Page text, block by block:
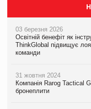
03 березня 2026
Освітній бенефіт як
ThinkGlobal підвищує
команди
31 жовтня 2024
Компанія Rarog Tactical
бронеплити